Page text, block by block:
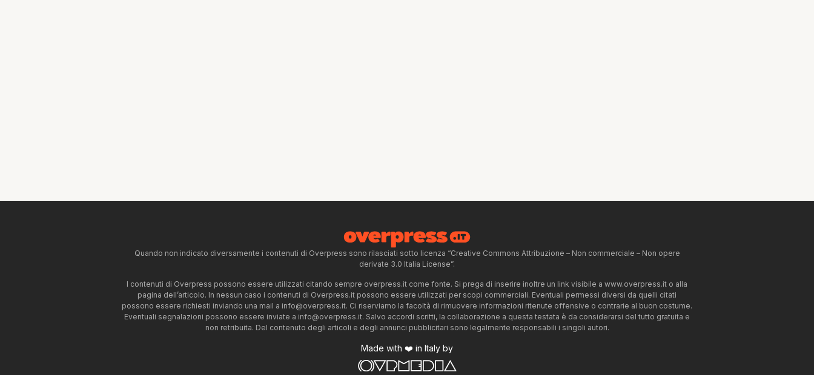
Quando non indicato diversamente i contenuti di Overpress sono rilasciati sotto licenza “Creative Commons Attribuzione – Non commerciale – Non opere
derivate 3.0 Italia License”.
I contenuti di Overpress possono essere utilizzati citando sempre overpress.it come fonte. Si prega di inserire inoltre un link visibile a www.overpress.it o alla
pagina dell’articolo. In nessun caso i contenuti di Overpress.it possono essere utilizzati per scopi commerciali. Eventuali permessi diversi da quelli citati
possono essere richiesti inviando una mail a info@overpress.it. Ci riserviamo la facoltà di rimuovere informazioni ritenute offensive o contrarie al buon costume.
Eventuali segnalazioni possono essere inviate a info@overpress.it. Salvo accordi scritti, la collaborazione a questa testata è da considerarsi del tutto gratuita e
non retribuita. Del contenuto degli articoli e degli annunci pubblicitari sono legalmente responsabili i singoli autori.
Made with ❤️ in Italy by